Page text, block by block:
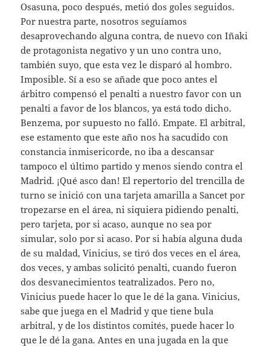
Osasuna, poco después, metió dos goles seguidos.
Por nuestra parte, nosotros seguíamos
desaprovechando alguna contra, de nuevo con Iñaki
de protagonista negativo y un uno contra uno,
también suyo, que esta vez le disparó al hombro.
Imposible. Sí a eso se añade que poco antes el
árbitro compensó el penalti a nuestro favor con un
penalti a favor de los blancos, ya está todo dicho.
Benzema, por supuesto no falló. Empate. El arbitral,
ese estamento que este año nos ha sacudido con
constancia inmisericorde, no iba a descansar
tampoco el último partido y menos siendo contra el
Madrid. ¡Qué asco dan! El repertorio del trencilla de
turno se inició con una tarjeta amarilla a Sancet por
tropezarse en el área, ni siquiera pidiendo penalti,
pero tarjeta, por si acaso, aunque no sea por
simular, solo por si acaso. Por si había alguna duda
de su maldad, Vinicius, se tiró dos veces en el área,
dos veces, y ambas solicitó penalti, cuando fueron
dos desvanecimientos teatralizados. Pero no,
Vinicius puede hacer lo que le dé la gana. Vinicius,
sabe que juega en el Madrid y que tiene bula
arbitral, y de los distintos comités, puede hacer lo
que le dé la gana. Antes en una jugada en la que